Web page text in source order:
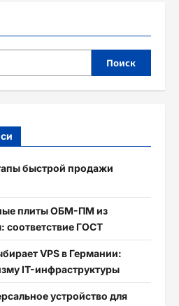
Поиск
быстрой продажи
плиты ОБМ-ПМ из
соответствие ГОСТ
VPS в Германии:
IT-инфраструктуры
устройство для